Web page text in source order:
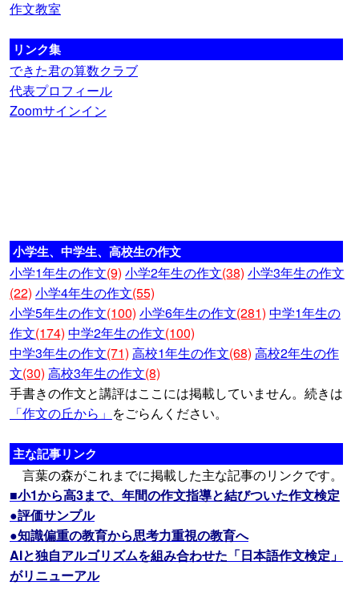
作文教室
リンク集
できた君の算数クラブ
代表プロフィール
Zoomサインイン
小学生、中学生、高校生の作文
小学1年生の作文(9) 小学2年生の作文(38) 小学3年生の作文
(22) 小学4年生の作文(55)
小学5年生の作文(100) 小学6年生の作文(281) 中学1年生の
作文(174) 中学2年生の作文(100)
中学3年生の作文(71) 高校1年生の作文(68) 高校2年生の作
文(30) 高校3年生の作文(8)
手書きの作文と講評はここには掲載していません。続きは
「作文の丘から」 をごらんください。
主な記事リンク
言葉の森がこれまでに掲載した主な記事のリンクです。
■小1から高3まで、年間の作文指導と結びついた作文検定
●評価サンプル
●知識偏重の教育から思考力重視の教育へ
AIと独自アルゴリズムを組み合わせた「日本語作文検定」
がリニューアル